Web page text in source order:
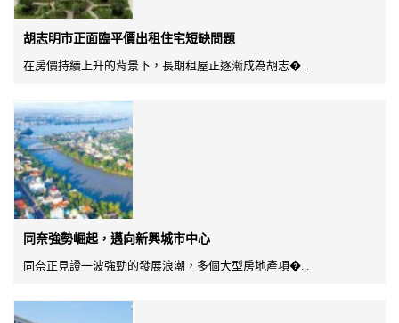
胡志明市正面臨平價出租住宅短缺問題
在房價持續上升的背景下，長期租屋正逐漸成為胡志�...
同奈強勢崛起，邁向新興城市中心
同奈正見證一波強勁的發展浪潮，多個大型房地產項�...